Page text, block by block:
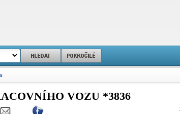
VOZU *3836